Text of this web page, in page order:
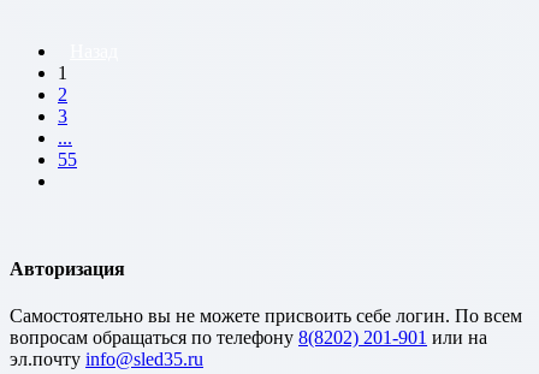
1
2
3
...
55
Авторизация
Cамостоятельно вы не можете присвоить себе логин. По всем
вопросам обращаться по телефону 8(8202) 201-901 или на
эл.почту